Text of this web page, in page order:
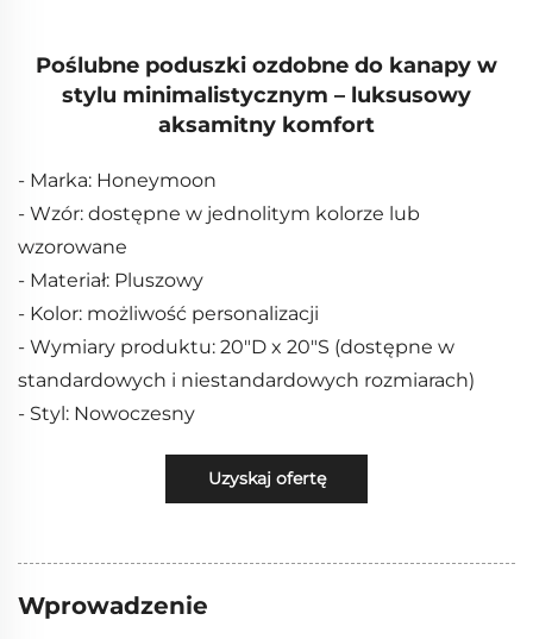
Poślubne poduszki ozdobne do kanapy w
stylu minimalistycznym – luksusowy
aksamitny komfort
- Marka: Honeymoon
- Wzór: dostępne w jednolitym kolorze lub
wzorowane
- Materiał: Pluszowy
- Kolor: możliwość personalizacji
- Wymiary produktu: 20"D x 20"S (dostępne w
standardowych i niestandardowych rozmiarach)
- Styl: Nowoczesny
Uzyskaj ofertę
Wprowadzenie